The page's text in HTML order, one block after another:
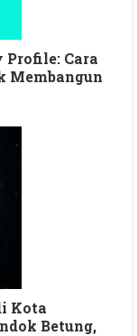
Cara
Membangun
Kota
Betung,